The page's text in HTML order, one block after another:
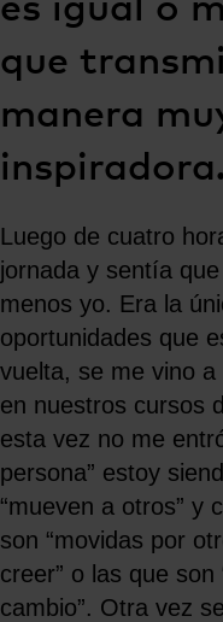
es igual o
que
manera
inspiradora.
Luego de cuatro
jornada y sentía
menos yo. Era la
oportunidades que
vuelta, se me vino
en nuestros cursos
esta vez no me
persona” estoy
“mueven a otros” y
son “movidas por
creer” o las que son
cambio”. Otra vez